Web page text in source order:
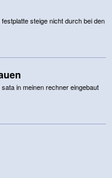
steige nicht durch bei den
in meinen rechner eingebaut